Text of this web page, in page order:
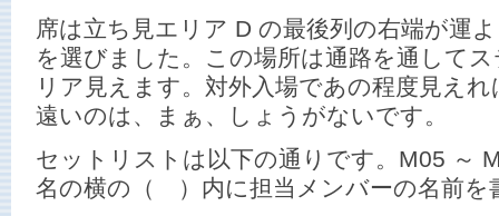
席は立ち見エリア D の最後列の右端が運
を選びました。この場所は通路を通して
リア見えます。対外入場であの程度見え
遠いのは、まぁ、しょうがないです。
セットリストは以下の通りです。M05 ～
名の横の（ ）内に担当メンバーの名前を